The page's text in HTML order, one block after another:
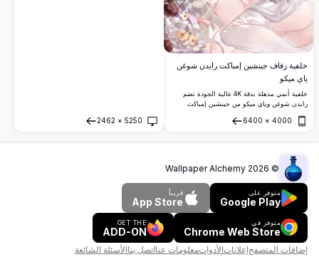
خلفية زفاف جينشين إمباكت رايدن شوغن
ياي ميكو
خلفية أنمي مذهلة بدقة 4K عالية الجودة تضم
رايدن شوغن وياي ميكو من جينشين إمباكت
زهرية، محاطة بورود ناعمة وأشرطة في جمالية
4000
×
6400
فتح
5250
×
2462
فتح
©
2026
Wallpaper Alchemy
متوفر على
Google Play
قريباً
App Store
متوفر في
Chrome Web Store
GET THE
ADD-ON
إضافات المتصفحإعلاناتالأدواتمعلومات عنااتصل بناالأسئلة الشائعة